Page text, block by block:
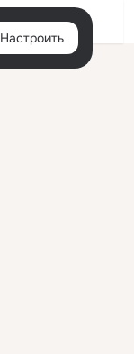
Войти
Настроить